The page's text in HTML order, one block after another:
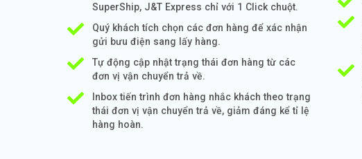
SuperShip, J&T Express chỉ với 1 Click chuột.
Quý khách tích chọn các đơn hàng để xác nhận
gửi bưu điện sang lấy hàng.
Tự động cập nhật trạng thái đơn hàng từ các
đơn vị vận chuyển trả về.
Inbox tiến trình đơn hàng nhắc khách theo trạng
thái đơn vị vận chuyển trả về, giảm đáng kể tỉ lệ
hàng hoàn.